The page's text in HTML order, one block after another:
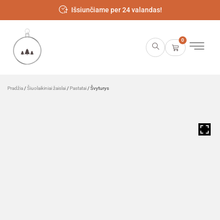
Išsiunčiame per 24 valandas!
0
Pradžia /Šiuolaikiniai žaislai / Pastatai / Švyturys